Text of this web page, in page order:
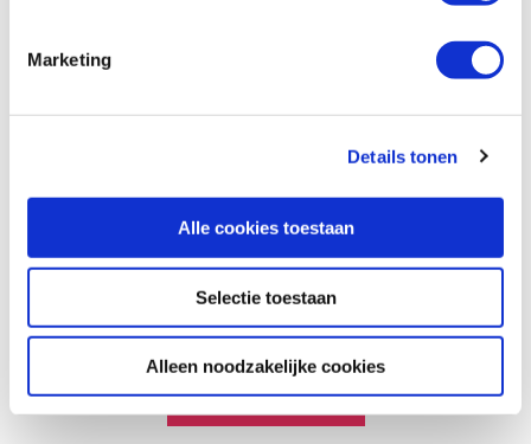
Marketing
Details tonen
Alle cookies toestaan
Selectie toestaan
Alleen noodzakelijke cookies
Op zoek naar leuke reistips
en aanbiedingen? Meld je
aan voor onze nieuwsbrief.